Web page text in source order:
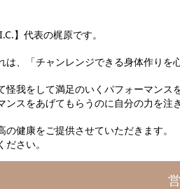
】代表の梶原です。
、「チャンレンジできる身体作りを
我をして満足のいくパフォーマンス
スをあげてもらうのに自分の力を注
健康をご提供させていただきます。
さい。